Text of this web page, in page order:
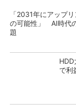
「2031年にアップ
の可能性」 AI時代
題
で利